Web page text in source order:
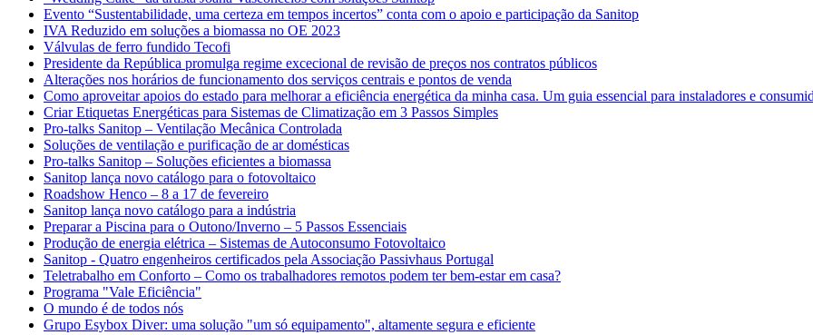
Evento “Sustentabilidade, uma certeza em tempos incertos” conta com o apoio e participação da Sanitop
IVA Reduzido em soluções a biomassa no OE 2023
Válvulas de ferro fundido Tecofi
Presidente da República promulga regime excecional de revisão de preços nos contratos públicos
Alterações nos horários de funcionamento dos serviços centrais e pontos de venda
Como aproveitar apoios do estado para melhorar a eficiência energética da minha casa. Um guia essencial para instaladores e
Criar Etiquetas Energéticas para Sistemas de Climatização em 3 Passos Simples
Pro-talks Sanitop – Ventilação Mecânica Controlada
Soluções de ventilação e purificação de ar domésticas
Pro-talks Sanitop – Soluções eficientes a biomassa
Sanitop lança novo catálogo para o fotovoltaico
Roadshow Henco – 8 a 17 de fevereiro
Sanitop lança novo catálogo para a indústria
Preparar a Piscina para o Outono/Inverno – 5 Passos Essenciais
Produção de energia elétrica – Sistemas de Autoconsumo Fotovoltaico
Sanitop - Quatro engenheiros certificados pela Associação Passivhaus Portugal
Teletrabalho em Conforto – Como os trabalhadores remotos podem ter bem-estar em casa?
Programa "Vale Eficiência"
O mundo é de todos nós
Grupo Esybox Diver: uma solução "um só equipamento", altamente segura e eficiente